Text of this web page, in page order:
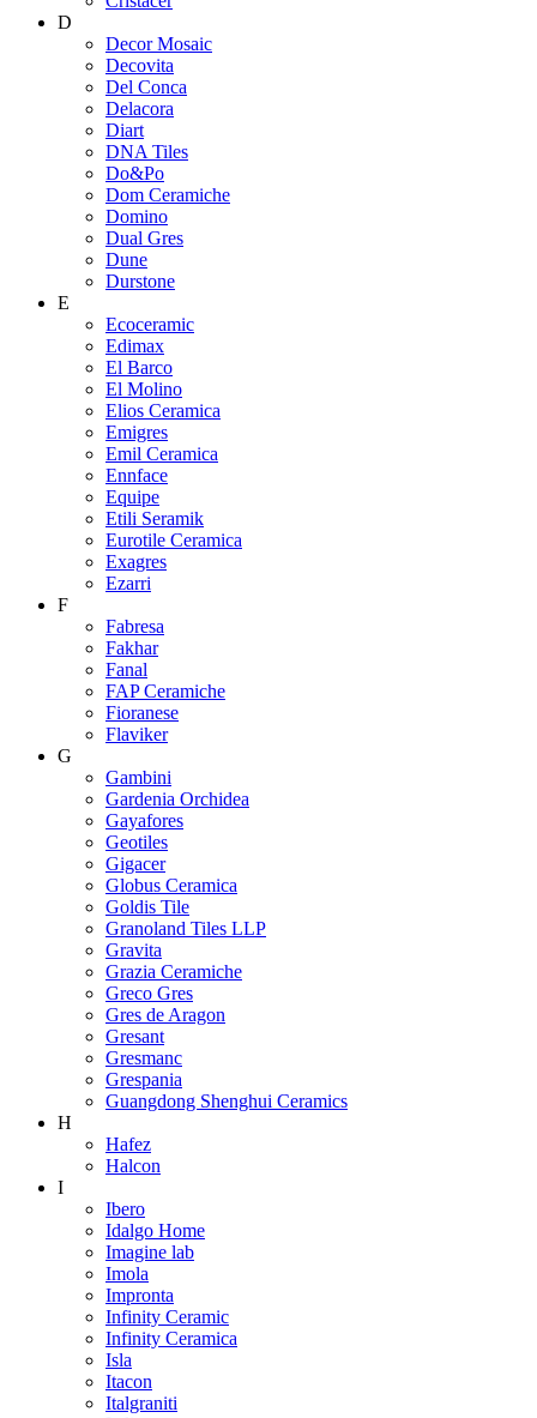
D
Decor Mosaic
Decovita
Del Conca
Delacora
Diart
DNA Tiles
Do&Po
Dom Ceramiche
Domino
Dual Gres
Dune
Durstone
E
Ecoceramic
Edimax
El Barco
El Molino
Elios Ceramica
Emigres
Emil Ceramica
Ennface
Equipe
Etili Seramik
Eurotile Ceramica
Exagres
Ezarri
F
Fabresa
Fakhar
Fanal
FAP Ceramiche
Fioranese
Flaviker
G
Gambini
Gardenia Orchidea
Gayafores
Geotiles
Gigacer
Globus Ceramica
Goldis Tile
Granoland Tiles LLP
Gravita
Grazia Ceramiche
Greco Gres
Gres de Aragon
Gresant
Gresmanc
Grespania
Guangdong Shenghui Ceramics
H
Hafez
Halcon
I
Ibero
Idalgo Home
Imagine lab
Imola
Impronta
Infinity Ceramic
Infinity Ceramica
Isla
Itacon
Italgraniti